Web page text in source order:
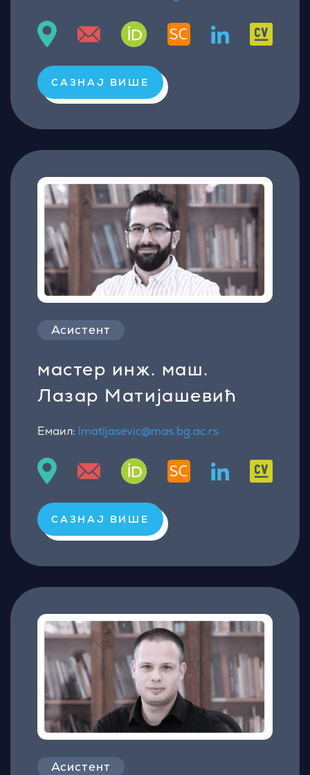
САЗНАЈ ВИШЕ
Асистент
мастер инж. маш.
Лазар Матијашевић
Емаил: lmatijasevic@mas.bg.ac.rs
САЗНАЈ ВИШЕ
Асистент